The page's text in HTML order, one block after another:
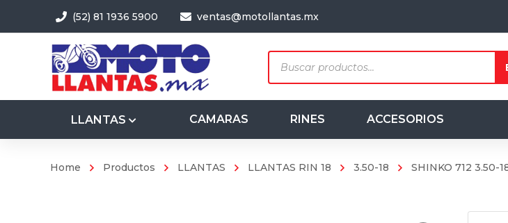
(52) 81 1936 5900 ventas@motollantas.mx
search
LLANTAS
3.50-8
CAMARAS RINES ACCESORIOS
Home Productos LLANTAS LLANTAS RIN 18 3.50-18 SHINKO 712 3.50-